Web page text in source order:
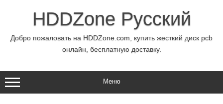
содержимомуHDDZone Русский
Добро пожаловать на HDDZone.com, купить жесткий диск pcb
онлайн, бесплатную доставку.
Меню